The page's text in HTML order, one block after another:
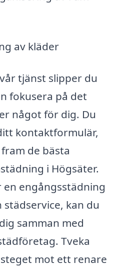
av kläder
tjänst slipper du
fokusera på det
något för dig. Du
kontaktformulär,
de bästa
i Högsäter.
engångsstädning
kan du
samman med
Tveka
mot ett renare